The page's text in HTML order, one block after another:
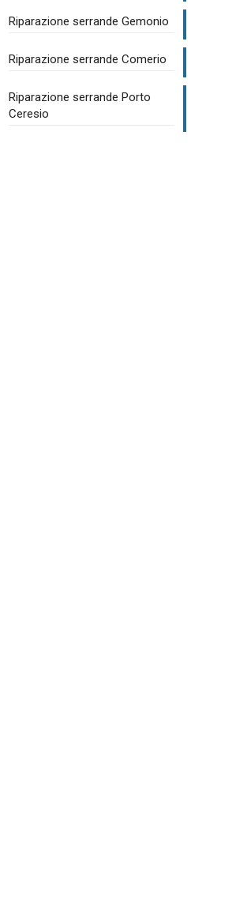
Riparazione serrande Gemonio
Riparazione serrande Comerio
Riparazione serrande Porto
Ceresio